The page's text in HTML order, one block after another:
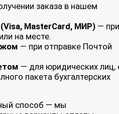
заказа в нашем
MasterCard, МИР) — при
на месте.
— при отправке Почтой
— для юридических лиц,
пакета бухгалтерских
способ — мы